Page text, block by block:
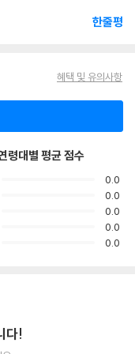
한줄평
혜택 및 유의사항
령대별 평균 점수
0.0
0.0
0.0
0.0
0.0
다!